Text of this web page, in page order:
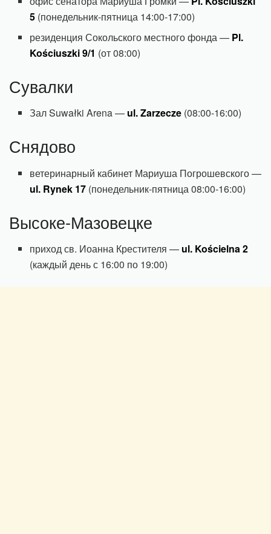
5 (понедельник-пятница 14:00-17:00)
резиденция Сокольского местного фонда — Pl.
Kościuszki 9/1 (от 08:00)
Сувалки
Зал Suwałki Arena — ul. Zarzecze (08:00-16:00)
Снядово
ветеринарный кабинет Мариуша Погрошевского —
ul. Rynek 17 (понедельник-пятница 08:00-16:00)
Высоке-Мазовецке
приход св. Иоанна Крестителя — ul. Kościelna 2
(каждый день с 16:00 по 19:00)